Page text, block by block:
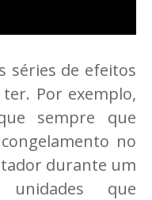
séries de efeitos
Por exemplo,
sempre que
no
durante um
que